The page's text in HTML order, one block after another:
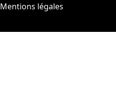
Mentions légales